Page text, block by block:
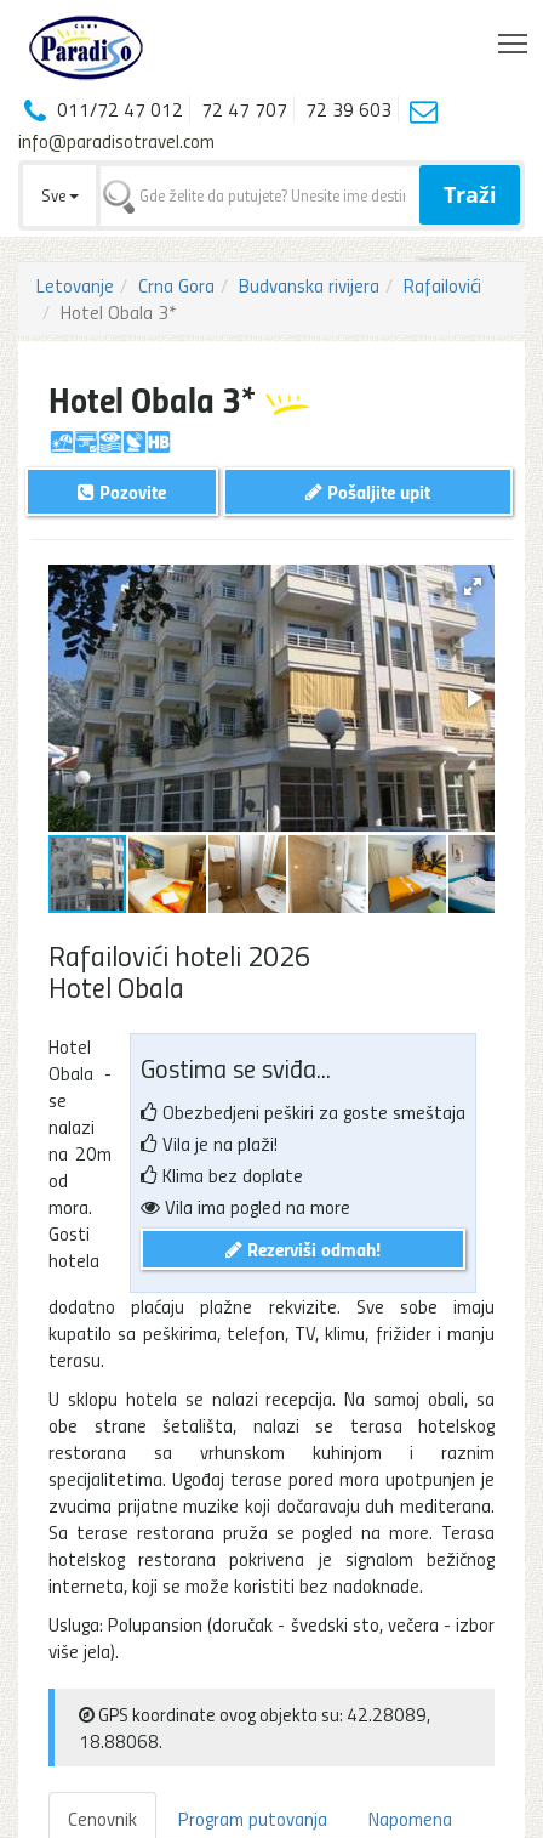
011/72 47 012 72 47 707
72 39 603
info@paradisotravel.com
Sve Traži
Letovanje Crna Gora Budvanska rivijera
Rafailovići
Hotel Obala 3*
Hotel Obala 3*
Pošaljite upit
Pozovite
Rafailovići hoteli 2026
Hotel Obala
Gostima se sviđa...
Obezbedjeni peškiri za goste smeštaja
Vila je na plaži!
Klima bez doplate
Vila ima pogled na more
Rezerviši odmah!
Hotel
Obala -
se
nalazi
na 20m
od
mora.
Gosti
hotela
dodatno plaćaju plažne rekvizite. Sve sobe imaju
kupatilo sa peškirima, telefon, TV, klimu, frižider i manju
terasu.
U sklopu hotela se nalazi recepcija. Na samoj obali, sa
obe strane šetališta, nalazi se terasa hotelskog
restorana sa vrhunskom kuhinjom i raznim
specijalitetima. Ugođaj terase pored mora upotpunjen je
zvucima prijatne muzike koji dočaravaju duh mediterana.
Sa terase restorana pruža se pogled na more. Terasa
hotelskog restorana pokrivena je signalom bežičnog
interneta, koji se može koristiti bez nadoknade.
Usluga: Polupansion (doručak - švedski sto, večera - izbor
više jela).
GPS koordinate ovog objekta su: 42.28089,
18.88068.
Cenovnik Program putovanja Napomena